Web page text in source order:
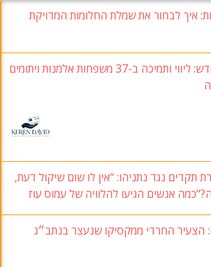
איך לבחור את שמלת החלומות המדויקת
קרן דוד מציבה יעד חדש: ליווי ותמיכה ב-37 משפחות אלמנות ויתומים
נגד נתניהו: “אין לו שום שיקול דעת,
אנשים הגיעו להלוויה של עמוס עוז
הצעיר החרדי ממקסיקו שנעצר בנתב״ג